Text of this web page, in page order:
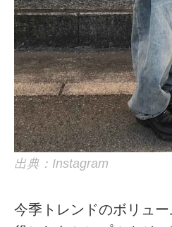
出典：Instagram
今季トレンドのボリュ